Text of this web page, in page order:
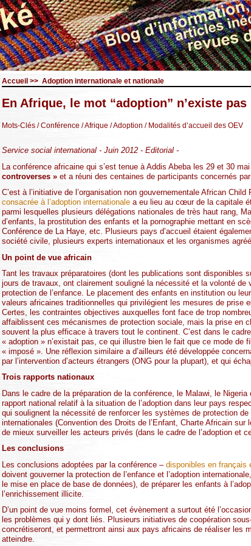
Accueil >> Adoption internationale et nationale
En Afrique, le mot “adoption” n’existe pas
Mots-Clés / Conférence / Afrique / Adoption / Modalités d’accueil des OEV
Service social international - Juin 2012 - Editorial -
La conférence africaine qui s’est tenue à Addis Abeba les 29 et 30
controverses » et a réuni des centaines de participants concernés
C’est à l’initiative de l’organisation non gouvernementale African
consacrée à l’adoption internationale a eu lieu au cœur de la capitale
parmi lesquelles plusieurs délégations nationales de très haut rang,
d’enfants, la prostitution des enfants et la pornographie mettant en
Conférence de La Haye, etc. Plusieurs pays d’accueil étaient
société civile, plusieurs experts internationaux et les organismes
Un point de vue africain
Tant les travaux préparatoires (dont les publications sont disponibles
jours de travaux, ont clairement souligné la nécessité et la volonté
protection de l’enfance. Le placement des enfants en institution ou
valeurs africaines traditionnelles qui privilégient les mesures de prise
Certes, les contraintes objectives auxquelles font face de trop
affaiblissent ces mécanismes de protection sociale, mais la prise en
souvent la plus efficace à travers tout le continent. C’est dans le
« adoption » n’existait pas, ce qui illustre bien le fait que ce mode
« imposé ». Une réflexion similaire a d’ailleurs été développée
par l’intervention d’acteurs étrangers (ONG pour la plupart), et qui
Trois rapports nationaux
Dans le cadre de la préparation de la conférence, le Malawi, le
rapport national relatif à la situation de l’adoption dans leur pays
qui soulignent la nécessité de renforcer les systèmes de protection
internationales (Convention des Droits de l’Enfant, Charte Africain
de mieux surveiller les acteurs privés (dans le cadre de l’adoption et
Les conclusions
Les conclusions adoptées par la conférence – disponibles en français
doivent gouverner la protection de l’enfance et l’adoption
le mise en place de base de données), de préparer les enfants à
l’enrichissement illicite.
D’un point de vue moins formel, cet évènement a surtout été
les problèmes qui y dont liés. Plusieurs initiatives de coopération
concrétiseront, et permettront ainsi aux pays africains de réaliser les
atteindre.